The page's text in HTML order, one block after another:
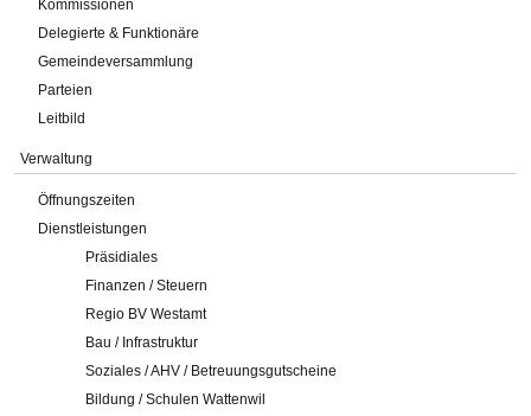
Kommissionen
Delegierte & Funktionäre
Gemeindeversammlung
Parteien
Leitbild
Verwaltung
Öffnungszeiten
Dienstleistungen
Präsidiales
Finanzen / Steuern
Regio BV Westamt
Bau / Infrastruktur
Soziales / AHV / Betreuungsgutscheine
Bildung / Schulen Wattenwil